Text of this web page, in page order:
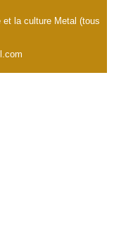
la culture Metal (tous